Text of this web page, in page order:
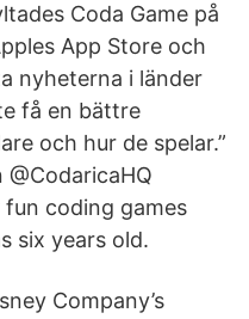
Coda Game på
App Store och
nyheterna i länder
få en bättre
och hur de spelar.”
fun coding games
six years old.
Company’s